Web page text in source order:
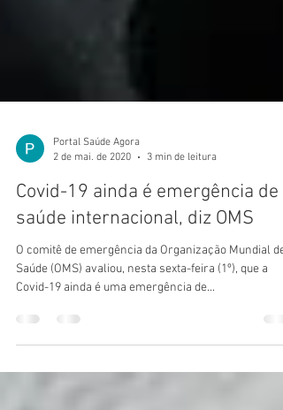
Portal Saúde Agora
2 de mai. de 2020
3 min de leitura
Covid-19 ainda é emergência de
saúde internacional, diz OMS
Saúde (OMS) avaliou, nesta sexta-feira (1º), que a